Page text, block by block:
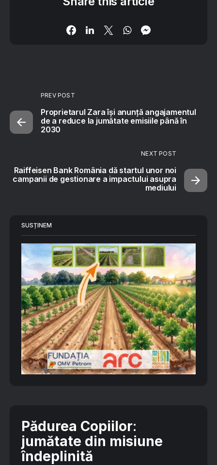
PREV POST
Proprietarul Zara își anunță angajamentul
de a reduce la jumătate emisiile până în
2030
NEXT POST
Raiffeisen Bank România dă startul unor noi
campanii de gestionare a impactului asupra
mediului
SUSȚINEM
Pădurea Copiilor:
jumătate din misiune
îndeplinită